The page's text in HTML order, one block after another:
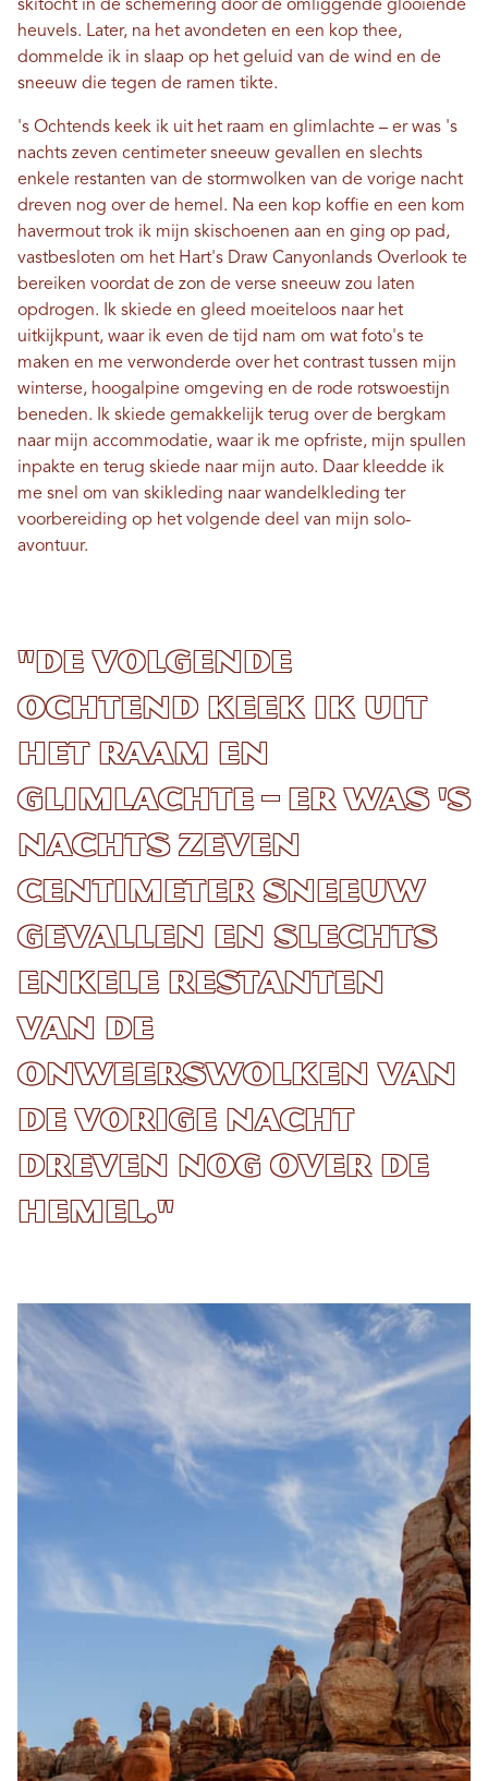
skitocht in de schemering door de omliggende glooiende
heuvels. Later, na het avondeten en een kop thee,
dommelde ik in slaap op het geluid van de wind en de
sneeuw die tegen de ramen tikte.
's Ochtends keek ik uit het raam en glimlachte – er was 's
nachts zeven centimeter sneeuw gevallen en slechts
enkele restanten van de stormwolken van de vorige nacht
dreven nog over de hemel. Na een kop koffie en een kom
havermout trok ik mijn skischoenen aan en ging op pad,
vastbesloten om het Hart's Draw Canyonlands Overlook te
bereiken voordat de zon de verse sneeuw zou laten
opdrogen. Ik skiede en gleed moeiteloos naar het
uitkijkpunt, waar ik even de tijd nam om wat foto's te
maken en me verwonderde over het contrast tussen mijn
winterse, hoogalpine omgeving en de rode rotswoestijn
beneden. Ik skiede gemakkelijk terug over de bergkam
naar mijn accommodatie, waar ik me opfriste, mijn spullen
inpakte en terug skiede naar mijn auto. Daar kleedde ik
me snel om van skikleding naar wandelkleding ter
voorbereiding op het volgende deel van mijn solo-
avontuur.
"De volgende
ochtend keek ik uit
het raam en
glimlachte – er was 's
nachts zeven
centimeter sneeuw
gevallen en slechts
enkele restanten
van de
onweerswolken van
de vorige nacht
dreven nog over de
hemel."